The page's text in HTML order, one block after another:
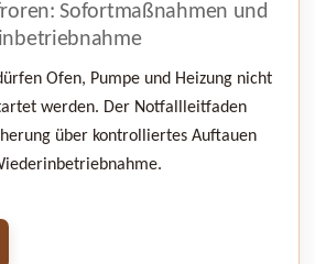
Sofortmaßnahmen und
Ofen, Pumpe und Heizung nicht
werden. Der Notfallleitfaden
über kontrolliertes Auftauen